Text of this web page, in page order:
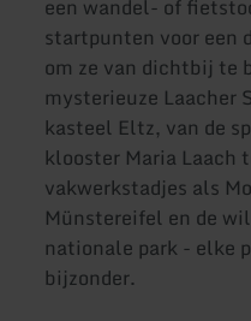
een wandel- of
startpunten voor een
om ze van dichtbij te
mysterieuze Laacher
kasteel Eltz, van de
klooster Maria Laach
vakwerkstadjes als
Münstereifel en de
nationale park - elke
bijzonder.